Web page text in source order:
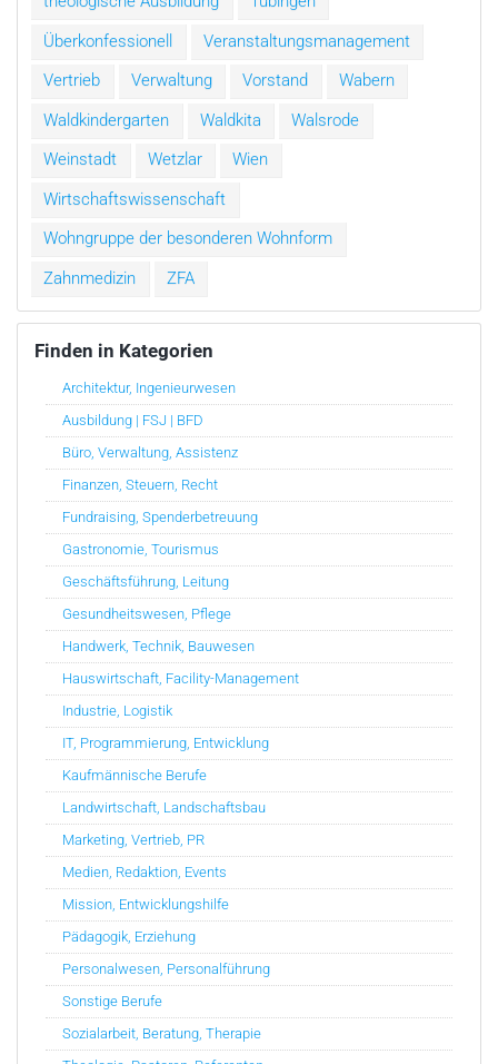
Überkonfessionell
Veranstaltungsmanagement
Vertrieb
Verwaltung Vorstand
Wabern
Waldkindergarten
Waldkita
Walsrode
Weinstadt
Wetzlar
Wien
Wirtschaftswissenschaft
Wohngruppe der besonderen Wohnform
Zahnmedizin
ZFA
Finden in Kategorien
Architektur, Ingenieurwesen
Ausbildung | FSJ | BFD
Büro, Verwaltung, Assistenz
Finanzen, Steuern, Recht
Fundraising, Spenderbetreuung
Gastronomie, Tourismus
Geschäftsführung, Leitung
Gesundheitswesen, Pflege
Handwerk, Technik, Bauwesen
Hauswirtschaft, Facility-Management
Industrie, Logistik
IT, Programmierung, Entwicklung
Kaufmännische Berufe
Landwirtschaft, Landschaftsbau
Marketing, Vertrieb, PR
Medien, Redaktion, Events
Mission, Entwicklungshilfe
Pädagogik, Erziehung
Personalwesen, Personalführung
Sonstige Berufe
Sozialarbeit, Beratung, Therapie